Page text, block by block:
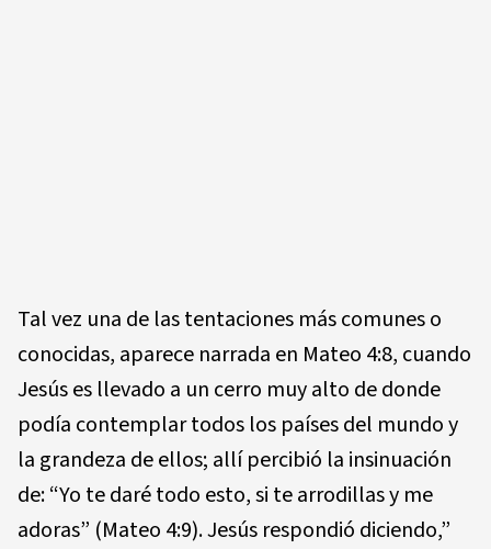
Tal vez una de las tentaciones más comunes o
conocidas, aparece narrada en Mateo 4:8, cuando
Jesús es llevado a un cerro muy alto de donde
podía contemplar todos los países del mundo y
la grandeza de ellos; allí percibió la insinuación
de: “Yo te daré todo esto, si te arrodillas y me
adoras” (Mateo 4:9). Jesús respondió diciendo,”